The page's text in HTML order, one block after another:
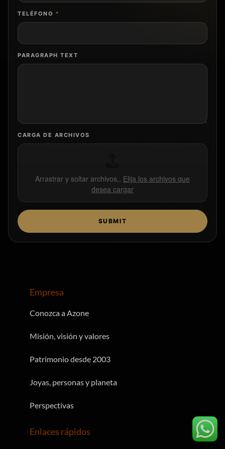
TELÉFONO *
PARAGRAPH TEXT
CARGA DE ARCHIVOS
Arrastrar y soltar archivos,, Elija los archivos que
desea cargar
SUBMIT
Enlaces rápidos
Empresa
Conozca a Azone
Misión, visión y valores
Patrimonio desde 2003
Joyas, personas y planeta
Perspectivas